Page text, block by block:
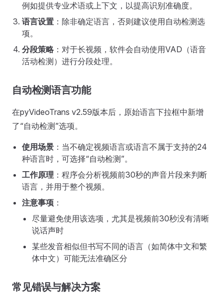
例如提供专业术语或上下文，以提高识别准确度。
语言设置 ：除非确定语言，否则建议使用自动检测选
项。
分段策略 ：对于长视频，软件会自动使用VAD（语音
活动检测）进行分段处理。
自动检测语言功能
在pyVideoTrans v2.59版本后，原始语言下拉框中新增
了“自动检测”选项。
使用场景 ：当不确定视频语言或语言不属于支持的24
种语言时，可选择“自动检测”。
工作原理 ：程序会分析视频前30秒的声音片段来判断
语言，并用于整个视频。
注意事项 ：
尽量避免使用该选项，尤其是视频前30秒没有清晰
说话声时
某些发音相似但书写不同的语言（如简体中文和繁
体中文）可能无法准确区分
常见错误与解决方案